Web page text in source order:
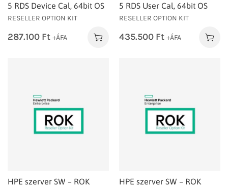
5 RDS Device Cal, 64bit OS
RESELLER OPTION KIT
287.100 Ft +ÁFA
5 RDS User Cal, 64bit OS
RESELLER OPTION KIT
435.500 Ft +ÁFA
HPE szerver SW – ROK
HPE szerver SW – ROK